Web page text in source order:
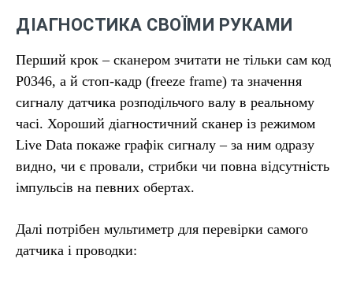
ДІАГНОСТИКА СВОЇМИ РУКАМИ
Перший крок – сканером зчитати не тільки сам код
P0346, а й стоп-кадр (freeze frame) та значення
сигналу датчика розподільчого валу в реальному
часі. Хороший діагностичний сканер із режимом
Live Data покаже графік сигналу – за ним одразу
видно, чи є провали, стрибки чи повна відсутність
імпульсів на певних обертах.
Далі потрібен мультиметр для перевірки самого
датчика і проводки: